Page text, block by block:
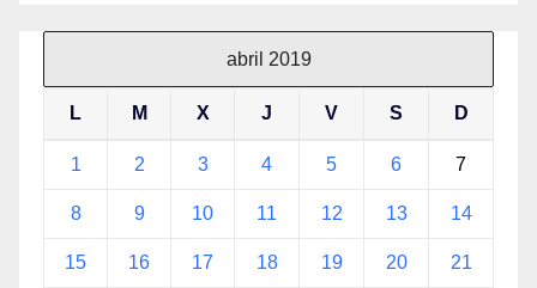
abril 2019
L M X J V S D
1 2 3 4 5 6 7
8 9 10 11 12 13 14
15 16 17 18 19 20 21